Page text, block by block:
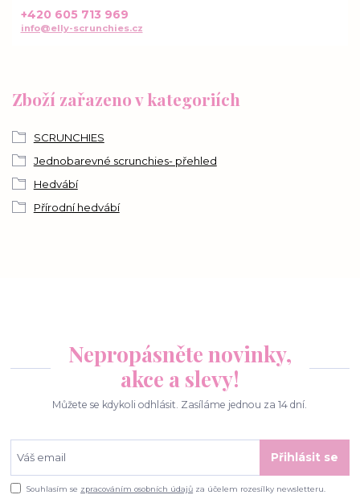
Zboží zařazeno v kategoriích
SCRUNCHIES
Jednobarevné scrunchies- přehled
Hedvábí
Přírodní hedvábí
+420 605 713 969
info@elly-scrunchies.cz
Nepropásněte novinky,
akce a slevy!
Můžete se kdykoli odhlásit. Zasíláme jednou za 14 dní.
Přihlásit se
Souhlasím se zpracováním osobních údajů za účelem rozesílky newsletteru.